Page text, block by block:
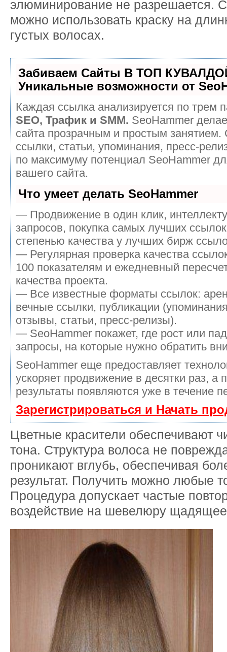
элюминирование не разрешается.
можно использовать краску на
густых волосах.
Забиваем Сайты В ТОП
Уникальные возможности от
Каждая ссылка анализируется по трем
SEO, Трафик и SMM. SeoHammer
сайта прозрачным и простым
ссылки, статьи, упоминания, пресс-
по максимуму потенциал SeoHammer
вашего сайта.
Что умеет делать SeoHammer
— Продвижение в один клик,
запросов, покупка самых лучших
степенью качества у лучших бирж
— Регулярная проверка качества
100 показателям и ежедневный
качества проекта.
— Все известные форматы ссылок:
вечные ссылки, публикации
отзывы, статьи, пресс-релизы).
— SeoHammer покажет, где рост или
запросы, на которые нужно обратить
SeoHammer еще предоставляет
ускоряет продвижение в десятки раз, а
результаты появляются уже в течение
Зарегистрироваться и Начать
Цветные красители обеспечивают
тона. Структура волоса не
проникают вглубь, обеспечивая
результат. Получить можно любые
Процедура допускает частые
воздействие на шевелюру